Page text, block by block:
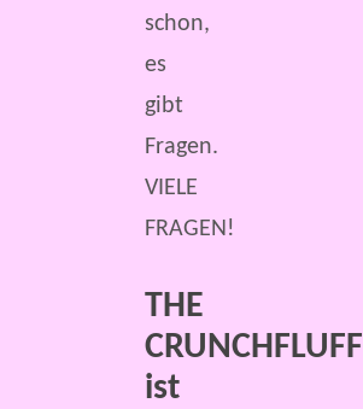
schon,
es
gibt
Fragen.
VIELE
FRAGEN!
THE
CRUNCHFLUFF
ist